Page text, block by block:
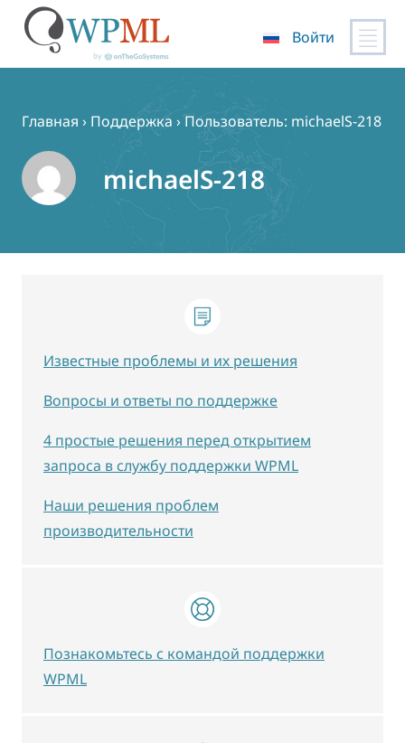
содержимому
Войти
Главная › Поддержка › Пользователь: michaelS-218
michaelS-218
Известные проблемы и их решения
Вопросы и ответы по поддержке
4 простые решения перед открытием
запроса в службу поддержки WPML
Наши решения проблем
производительности
Познакомьтесь с командой поддержки
WPML